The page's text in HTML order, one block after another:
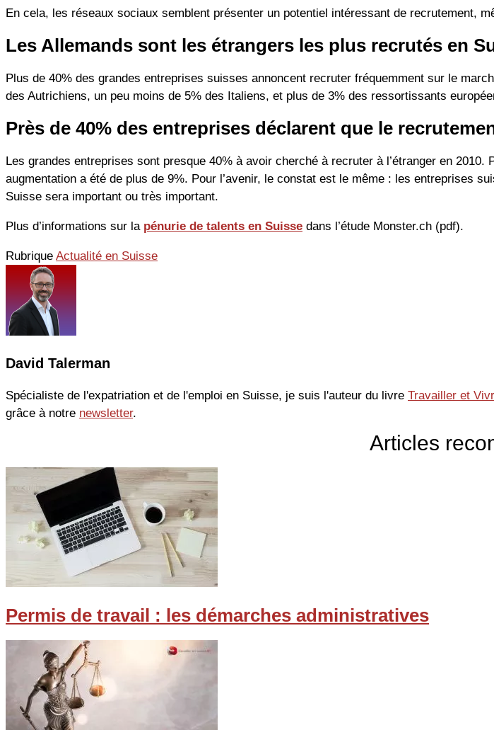
En cela, les réseaux sociaux semblent présenter un potentiel intéressant de recrutement,
Les Allemands sont les étrangers les plus recrutés en
Plus de 40% des grandes entreprises suisses annoncent recruter fréquemment sur le
des Autrichiens, un peu moins de 5% des Italiens, et plus de 3% des ressortissants
Près de 40% des entreprises déclarent que le
Les grandes entreprises sont presque 40% à avoir cherché à recruter à l’étranger en
augmentation a été de plus de 9%. Pour l’avenir, le constat est le même : les entreprises
Suisse sera important ou très important.
Plus d’informations sur la pénurie de talents en Suisse dans l’étude Monster.ch (pdf).
Rubrique Actualité en Suisse
David Talerman
Spécialiste de l'expatriation et de l'emploi en Suisse, je suis l'auteur du livre Travailler et
grâce à notre newsletter.
Articles
Permis de travail : les démarches administratives